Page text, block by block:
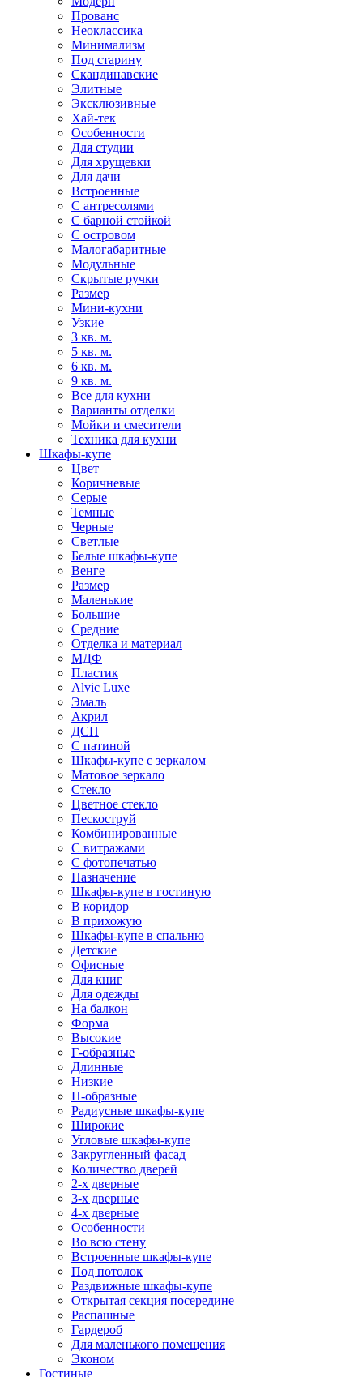
Прованс
Неоклассика
Минимализм
Под старину
Скандинавские
Элитные
Эксклюзивные
Хай-тек
Особенности
Для студии
Для хрущевки
Для дачи
Встроенные
С антресолями
С барной стойкой
С островом
Малогабаритные
Модульные
Скрытые ручки
Размер
Мини-кухни
Узкие
3 кв. м.
5 кв. м.
6 кв. м.
9 кв. м.
Все для кухни
Варианты отделки
Мойки и смесители
Техника для кухни
Шкафы-купе
Цвет
Коричневые
Серые
Темные
Черные
Светлые
Белые шкафы-купе
Венге
Размер
Маленькие
Большие
Средние
Отделка и материал
МДФ
Пластик
Alvic Luxe
Эмаль
Акрил
ДСП
С патиной
Шкафы-купе с зеркалом
Матовое зеркало
Стекло
Цветное стекло
Пескоструй
Комбинированные
С витражами
С фотопечатью
Назначение
Шкафы-купе в гостиную
В коридор
В прихожую
Шкафы-купе в спальню
Детские
Офисные
Для книг
Для одежды
На балкон
Форма
Высокие
Г-образные
Длинные
Низкие
П-образные
Радиусные шкафы-купе
Широкие
Угловые шкафы-купе
Закругленный фасад
Количество дверей
2-х дверные
3-х дверные
4-х дверные
Особенности
Во всю стену
Встроенные шкафы-купе
Под потолок
Раздвижные шкафы-купе
Открытая секция посередине
Распашные
Гардероб
Для маленького помещения
Эконом
Гостиные